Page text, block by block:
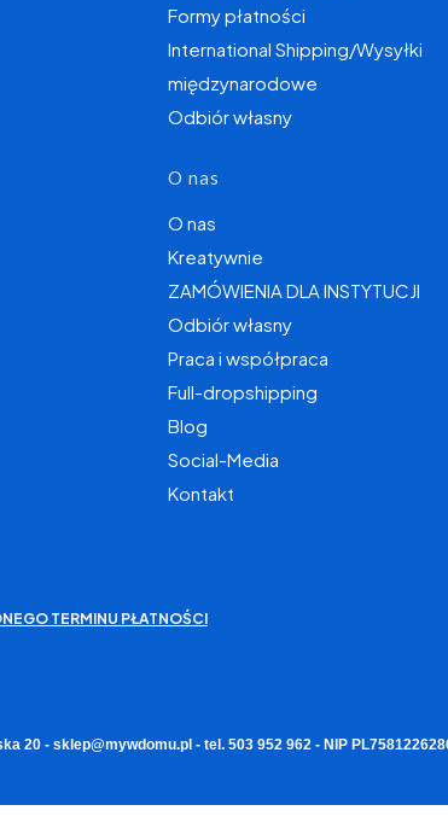
Formy płatności
International Shipping/Wysyłki
międzynarodowe
Odbiór własny
O nas
O nas
Kreatywnie
ZAMÓWIENIA DLA INSTYTUCJI
Odbiór własny
Praca i współpraca
Full-dropshipping
Blog
Social-Media
Kontakt
TERMINU PŁATNOŚCI
20 - sklep@mywdomu.pl - tel. 503 952 962 - NIP